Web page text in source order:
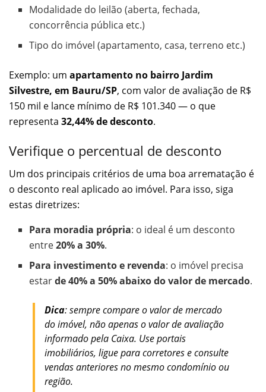
Modalidade do leilão (aberta, fechada,
concorrência pública etc.)
Tipo do imóvel (apartamento, casa, terreno etc.)
Exemplo: um apartamento no bairro Jardim
Silvestre, em Bauru/SP, com valor de avaliação de R$
150 mil e lance mínimo de R$ 101.340 — o que
representa 32,44% de desconto.
Verifique o percentual de desconto
Um dos principais critérios de uma boa arrematação é
o desconto real aplicado ao imóvel. Para isso, siga
estas diretrizes:
Para moradia própria: o ideal é um desconto
entre20% a 30%.
Para investimento e revenda: o imóvel precisa
estarde 40% a 50% abaixo do valor de mercado.
Dica: sempre compare o valor de mercado
do imóvel, não apenas o valor de avaliação
informado pela Caixa. Use portais
imobiliários, ligue para corretores e consulte
vendas anteriores no mesmo condomínio ou
região.